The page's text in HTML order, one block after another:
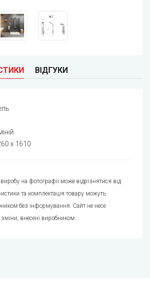
ВІДГУКИ
x 1610
виробу на фотографії може відрізнятися від
та комплектація товару можуть
без інформування. Сайт не несе
зміни, внесені виробником.